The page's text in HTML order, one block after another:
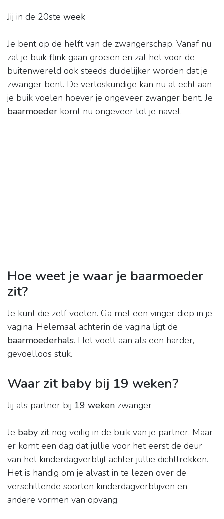
Jij in de 20ste week
Je bent op de helft van de zwangerschap. Vanaf nu
zal je buik flink gaan groeien en zal het voor de
buitenwereld ook steeds duidelijker worden dat je
zwanger bent. De verloskundige kan nu al echt aan
je buik voelen hoever je ongeveer zwanger bent. Je
baarmoeder komt nu ongeveer tot je navel.
Hoe weet je waar je baarmoeder
zit?
Je kunt die zelf voelen. Ga met een vinger diep in je
vagina. Helemaal achterin de vagina ligt de
baarmoederhals. Het voelt aan als een harder,
gevoelloos stuk.
Waar zit baby bij 19 weken?
Jij als partner bij 19 weken zwanger
Je baby zitnog veilig in de buik van je partner. Maar
er komt een dag dat jullie voor het eerst de deur
van het kinderdagverblijf achter jullie dichttrekken.
Het is handig om je alvast in te lezen over de
verschillende soorten kinderdagverblijven en
andere vormen van opvang.